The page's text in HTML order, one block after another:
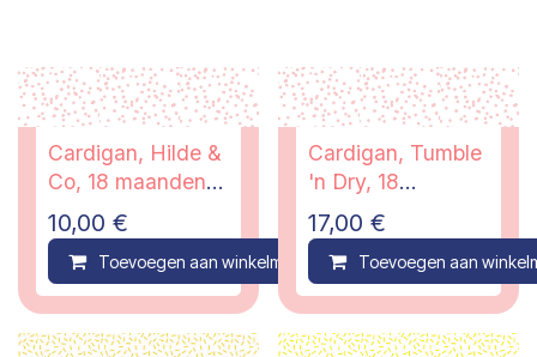
Cardigan, Hilde &
Co, 18 maanden -
PI
10,00 €
Toevoegen aan winkelmandje Compare
Cardigan, Tumble
'n Dry, 18
maanden
17,00 €
Toevoegen aan